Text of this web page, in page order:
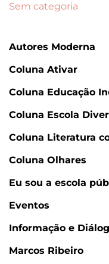
Sem categoria
Autores Moderna
Coluna Ativar
Coluna Educação
Coluna Escola
Coluna Literatura
Coluna Olhares
Eu sou a escola
Eventos
Informação e
Marcos Ribeiro